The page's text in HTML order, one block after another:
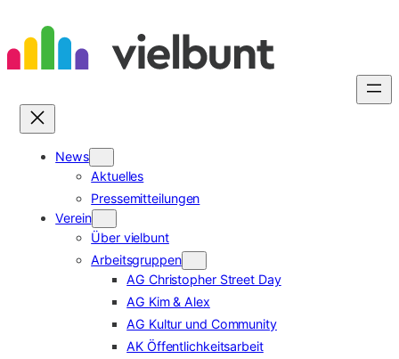
Inhalt
springen
News
Aktuelles
Pressemitteilungen
Verein
Über vielbunt
Arbeitsgruppen
AG Christopher Street Day
AG Kim & Alex
AG Kultur und Community
AK Öffentlichkeitsarbeit